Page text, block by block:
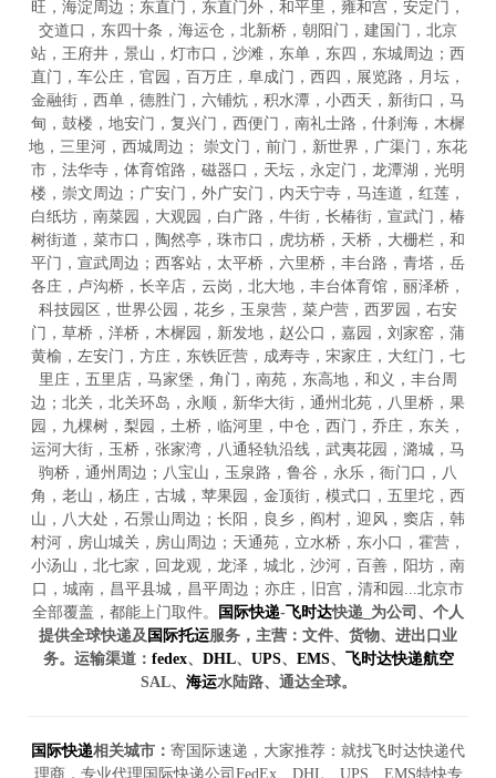
旺，海淀周边；东直门，东直门外，和平里，雍和宫，安定门，
交道口，东四十条，海运仓，北新桥，朝阳门，建国门，北京
站，王府井，景山，灯市口，沙滩，东单，东四，东城周边；西
直门，车公庄，官园，百万庄，阜成门，西四，展览路，月坛，
金融街，西单，德胜门，六铺炕，积水潭，小西天，新街口，马
甸，鼓楼，地安门，复兴门，西便门，南礼士路，什刹海，木樨
地，三里河，西城周边； 崇文门，前门，新世界，广渠门，东花
市，法华寺，体育馆路，磁器口，天坛，永定门，龙潭湖，光明
楼，崇文周边；广安门，外广安门，内天宁寺，马连道，红莲，
白纸坊，南菜园，大观园，白广路，牛街，长椿街，宣武门，椿
树街道，菜市口，陶然亭，珠市口，虎坊桥，天桥，大栅栏，和
平门，宣武周边；西客站，太平桥，六里桥，丰台路，青塔，岳
各庄，卢沟桥，长辛店，云岗，北大地，丰台体育馆，丽泽桥，
科技园区，世界公园，花乡，玉泉营，菜户营，西罗园，右安
门，草桥，洋桥，木樨园，新发地，赵公口，嘉园，刘家窑，蒲
黄榆，左安门，方庄，东铁匠营，成寿寺，宋家庄，大红门，七
里庄，五里店，马家堡，角门，南苑，东高地，和义，丰台周
边；北关，北关环岛，永顺，新华大街，通州北苑，八里桥，果
园，九棵树，梨园，土桥，临河里，中仓，西门，乔庄，东关，
运河大街，玉桥，张家湾，八通轻轨沿线，武夷花园，潞城，马
驹桥，通州周边；八宝山，玉泉路，鲁谷，永乐，衙门口，八
角，老山，杨庄，古城，苹果园，金顶街，模式口，五里坨，西
山，八大处，石景山周边；长阳，良乡，阎村，迎风，窦店，韩
村河，房山城关，房山周边；天通苑，立水桥，东小口，霍营，
小汤山，北七家，回龙观，龙泽，城北，沙河，百善，阳坊，南
口，城南，昌平县城，昌平周边；亦庄，旧宫，清和园...北京市
全部覆盖，都能上门取件。
国际快递- 飞时达快递_为公司、个人
提供全球快递及 国际托运服务，主营：文件、货物、进出口业
务。运输渠道： fedex、 DHL、 UPS、 EMS、 飞时达快递航空
SAL、 海运水陆路、通达全球。
国际快递相关城市： 寄国际速递，大家推荐：就找飞时达快递代
理商，专业代理国际快递公司FedEx、DHL、UPS、EMS特快专